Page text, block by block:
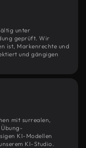
unter
geprüft. Wir
ist, Markenrechte und
und gängigen
mit surrealen,
KI-Modellen
KI-Studio.